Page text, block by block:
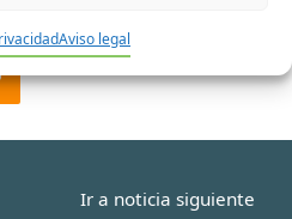
Aviso legal
Ir a noticia siguiente